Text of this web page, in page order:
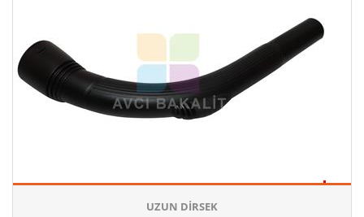
UZUN DIRSEK